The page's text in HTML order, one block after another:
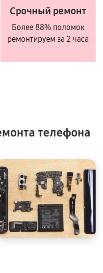
Срочный ремонт
Более 88% поломок
ремонтируем за 2 часа
телефона